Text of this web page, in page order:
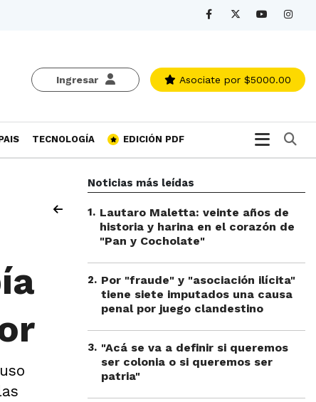
Ingresar Asociate por $5000.00
TECNOLOGÍA EDICIÓN PDF
Noticias más leídas
1. Lautaro Maletta: veinte años de
historia y harina en el corazón de
"Pan y Cocholate"
2. Por "fraude" y "asociación ilícita"
tiene siete imputados una causa
penal por juego clandestino
3. "Acá se va a definir si queremos
ser colonia o si queremos ser
patria"